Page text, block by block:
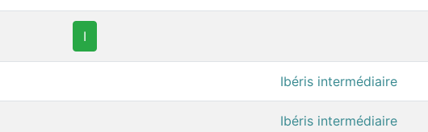
I
Ibéris intermédiaire
Ibéris intermédiaire